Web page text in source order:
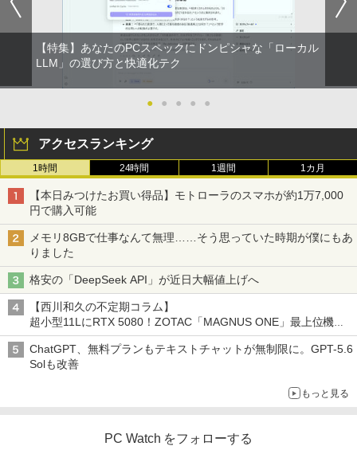
【特集】あなたのPCスペックにドンピシャな「ローカル
LLM」の選び方と快適化テク
● ● ● ● ●
アクセスランキング
1時間 24時間 1週間 1カ月
【本日みつけたお買い得品】モトローラのスマホが約1万7,000
円で購入可能
メモリ8GBで仕事なんて無理……そう思っていた時期が僕にもあ
りました
格安の「DeepSeek API」が近日大幅値上げへ
【西川和久の不定期コラム】
超小型11LにRTX 5080！ZOTAC「MAGNUS ONE」最上位機の
実力を探る
ChatGPT、無料プランもテキストチャットが無制限に。GPT-5.6
Solも改善
もっと見る
PC Watch をフォローする